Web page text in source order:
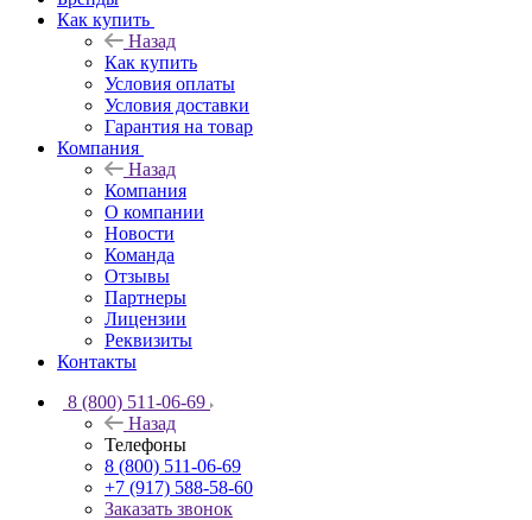
Как купить
Назад
Как купить
Условия оплаты
Условия доставки
Гарантия на товар
Компания
Назад
Компания
О компании
Новости
Команда
Отзывы
Партнеры
Лицензии
Реквизиты
Контакты
8 (800) 511-06-69
Назад
Телефоны
8 (800) 511-06-69
+7 (917) 588-58-60
Заказать звонок